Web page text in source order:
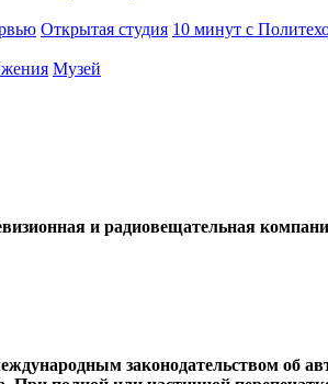
Открытая студия 10 минут с
Музей
и радиовещательная
законодательством об